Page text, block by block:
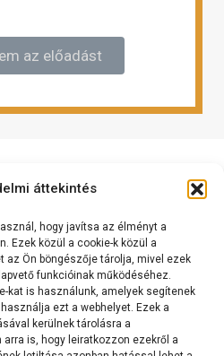
áttekintés
hogy javítsa az élményt a
Ezek közül a cookie-k közül a
Ön böngészője tárolja, mivel ezek
funkcióinak működéséhez.
kat is használunk, amelyek segítenek
ezt a webhelyet. Ezek a
kerülnek tárolásra a
arra is, hogy leiratkozzon ezekről a
az előadást
International Kft.
Árpád utca 3. Fszt. 2.